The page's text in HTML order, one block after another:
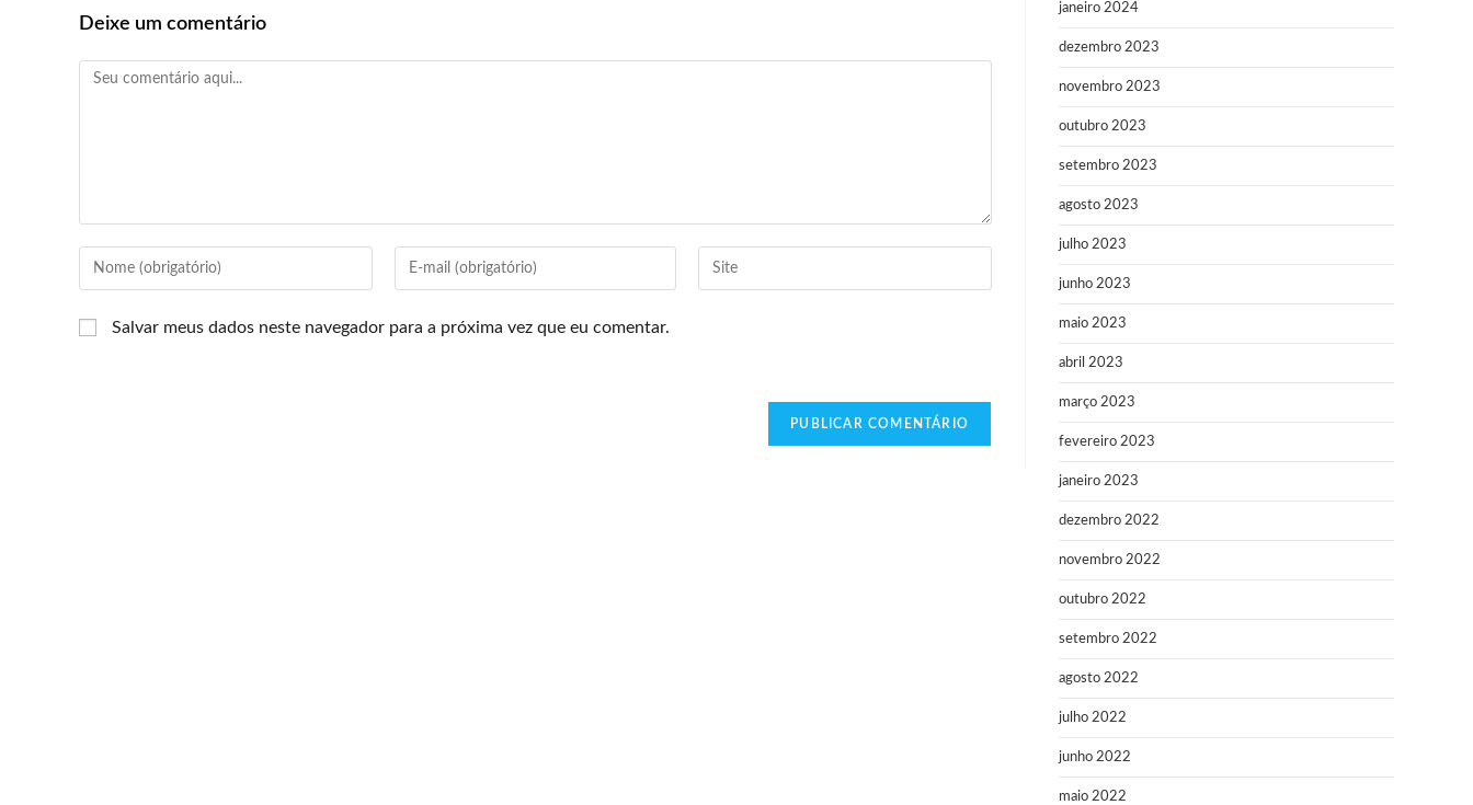
Deixe um comentário
Salvar meus dados neste navegador para a próxima vez que eu comentar.
janeiro 2024
dezembro 2023
novembro 2023
outubro 2023
setembro 2023
agosto 2023
julho 2023
junho 2023
maio 2023
abril 2023
março 2023
fevereiro 2023
janeiro 2023
dezembro 2022
novembro 2022
outubro 2022
setembro 2022
agosto 2022
julho 2022
junho 2022
maio 2022